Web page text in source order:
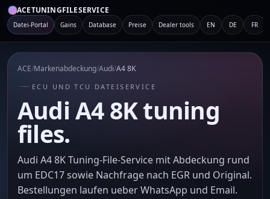
ACETUNINGFILESERVICE
Datei-Portal Gains Database Preise Dealer tools EN DE FR
ACE/Markenabdeckung/Audi/A4 8K
ECU UND TCU DATEISERVICE
Audi A4 8K tuning
files.
Audi A4 8K Tuning-File-Service mit Abdeckung rund
um EDC17 sowie Nachfrage nach EGR und Original.
Bestellungen laufen ueber WhatsApp und Email.